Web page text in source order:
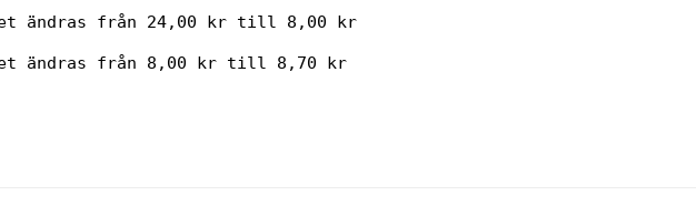
ändras från 24,00 kr till 8,00 kr
ändras från 8,00 kr till 8,70 kr